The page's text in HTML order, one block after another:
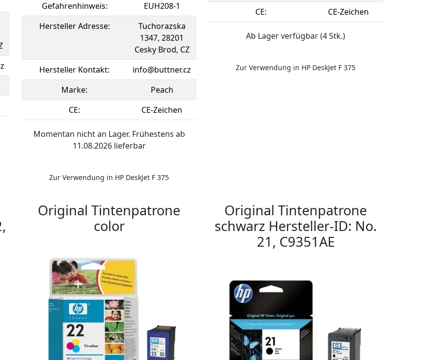
Gefahrenhinweis:
EUH208-1
Hersteller Adresse:
Tuchorazska
1347, 28201
Cesky Brod, CZ
Hersteller Kontakt:
info@buttner.cz
Marke:
Peach
CE:
CE-Zeichen
Momentan nicht an Lager. Frühestens ab
11.08.2026 lieferbar
Zur Verwendung in HP DeskJet F 375
CE:
CE-Zeichen
Ab Lager verfügbar (4 Stk.)
Zur Verwendung in HP DeskJet F 375
Original Tintenpatrone
color
Original Tintenpatrone
schwarz Hersteller-ID: No.
21, C9351AE